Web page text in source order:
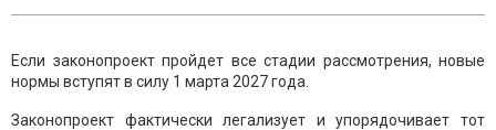
Если законопроект пройдет все стадии рассмотрения, новые
нормы вступят в силу 1 марта 2027 года.
Законопроект фактически легализует и упорядочивает тот